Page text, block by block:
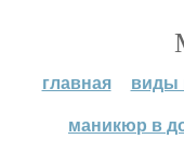
главная виды
маникюр в